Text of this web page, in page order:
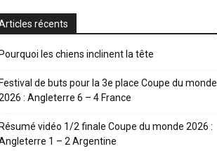
récents
les chiens inclinent la tête
de buts pour la 3e place Coupe du monde
: Angleterre 6 – 4 France
vidéo 1/2 finale Coupe du monde 2026 :
1 – 2 Argentine